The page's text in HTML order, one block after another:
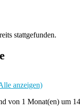
stattgefunden.
anzeigen)
von 1 Monat(en) um